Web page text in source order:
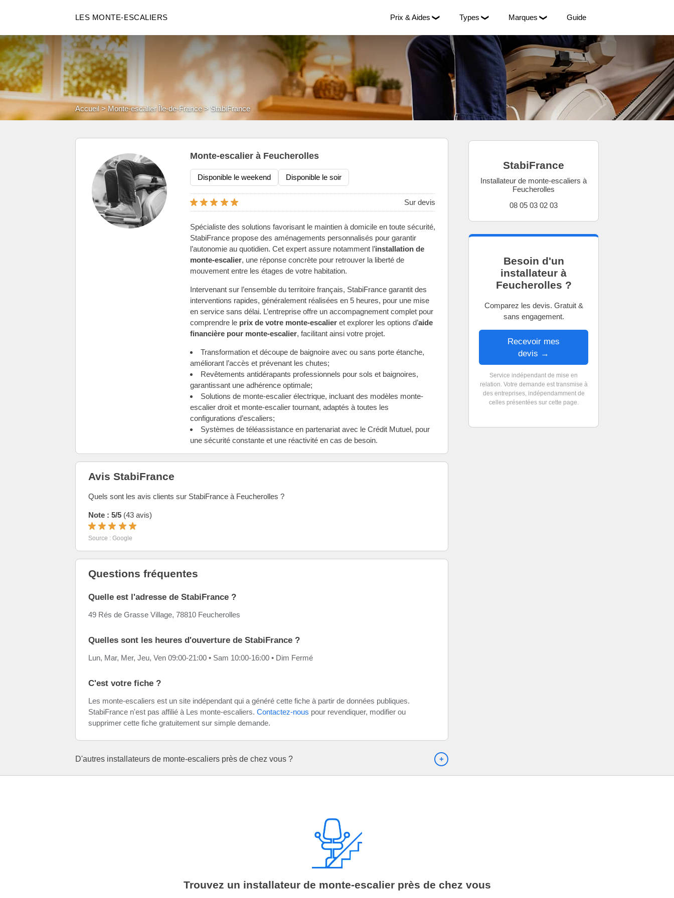
LES MONTE-ESCALIERS Prix & Aides Types Marques Guide
Accueil Monte-escalier Île-de-France StabiFrance
StabiFrance
Installateur de monte-escaliers à
Feucherolles
08 05 03 02 03
Besoin d'un
installateur à
Feucherolles ?
Comparez les devis. Gratuit &
sans engagement.
Recevoir mes
devis →
Service indépendant de mise en
relation. Votre demande est transmise à
des entreprises, indépendamment de
celles présentées sur cette page.
Monte-escalier à Feucherolles
Disponible le weekend Disponible le soir
Sur devis
Spécialiste des solutions favorisant le maintien à domicile en toute sécurité,
StabiFrance propose des aménagements personnalisés pour garantir
l’autonomie au quotidien. Cet expert assure notamment l’installation de
monte-escalier, une réponse concrète pour retrouver la liberté de
mouvement entre les étages de votre habitation.
Intervenant sur l’ensemble du territoire français, StabiFrance garantit des
interventions rapides, généralement réalisées en 5 heures, pour une mise
en service sans délai. L’entreprise offre un accompagnement complet pour
comprendre le prix de votre monte-escalier et explorer les options d’aide
financière pour monte-escalier, facilitant ainsi votre projet.
Transformation et découpe de baignoire avec ou sans porte étanche,
améliorant l’accès et prévenant les chutes;
Revêtements antidérapants professionnels pour sols et baignoires,
garantissant une adhérence optimale;
Solutions de monte-escalier électrique, incluant des modèles monte-
escalier droit et monte-escalier tournant, adaptés à toutes les
configurations d’escaliers;
Systèmes de téléassistance en partenariat avec le Crédit Mutuel, pour
une sécurité constante et une réactivité en cas de besoin.
Avis StabiFrance
Quels sont les avis clients sur StabiFrance à Feucherolles ?
Note : 5/5 (43 avis)
Source : Google
Questions fréquentes
Quelle est l'adresse de StabiFrance ?
49 Rés de Grasse Village, 78810 Feucherolles
Quelles sont les heures d'ouverture de StabiFrance ?
Lun, Mar, Mer, Jeu, Ven 09:00-21:00 • Sam 10:00-16:00 • Dim Fermé
C'est votre fiche ?
Les monte-escaliers est un site indépendant qui a généré cette fiche à partir de données publiques.
StabiFrance n'est pas affilié à Les monte-escaliers. Contactez-nous pour revendiquer, modifier ou
supprimer cette fiche gratuitement sur simple demande.
D'autres installateurs de monte-escaliers près de chez vous ?
Trouvez un installateur de monte-escalier près de chez vous